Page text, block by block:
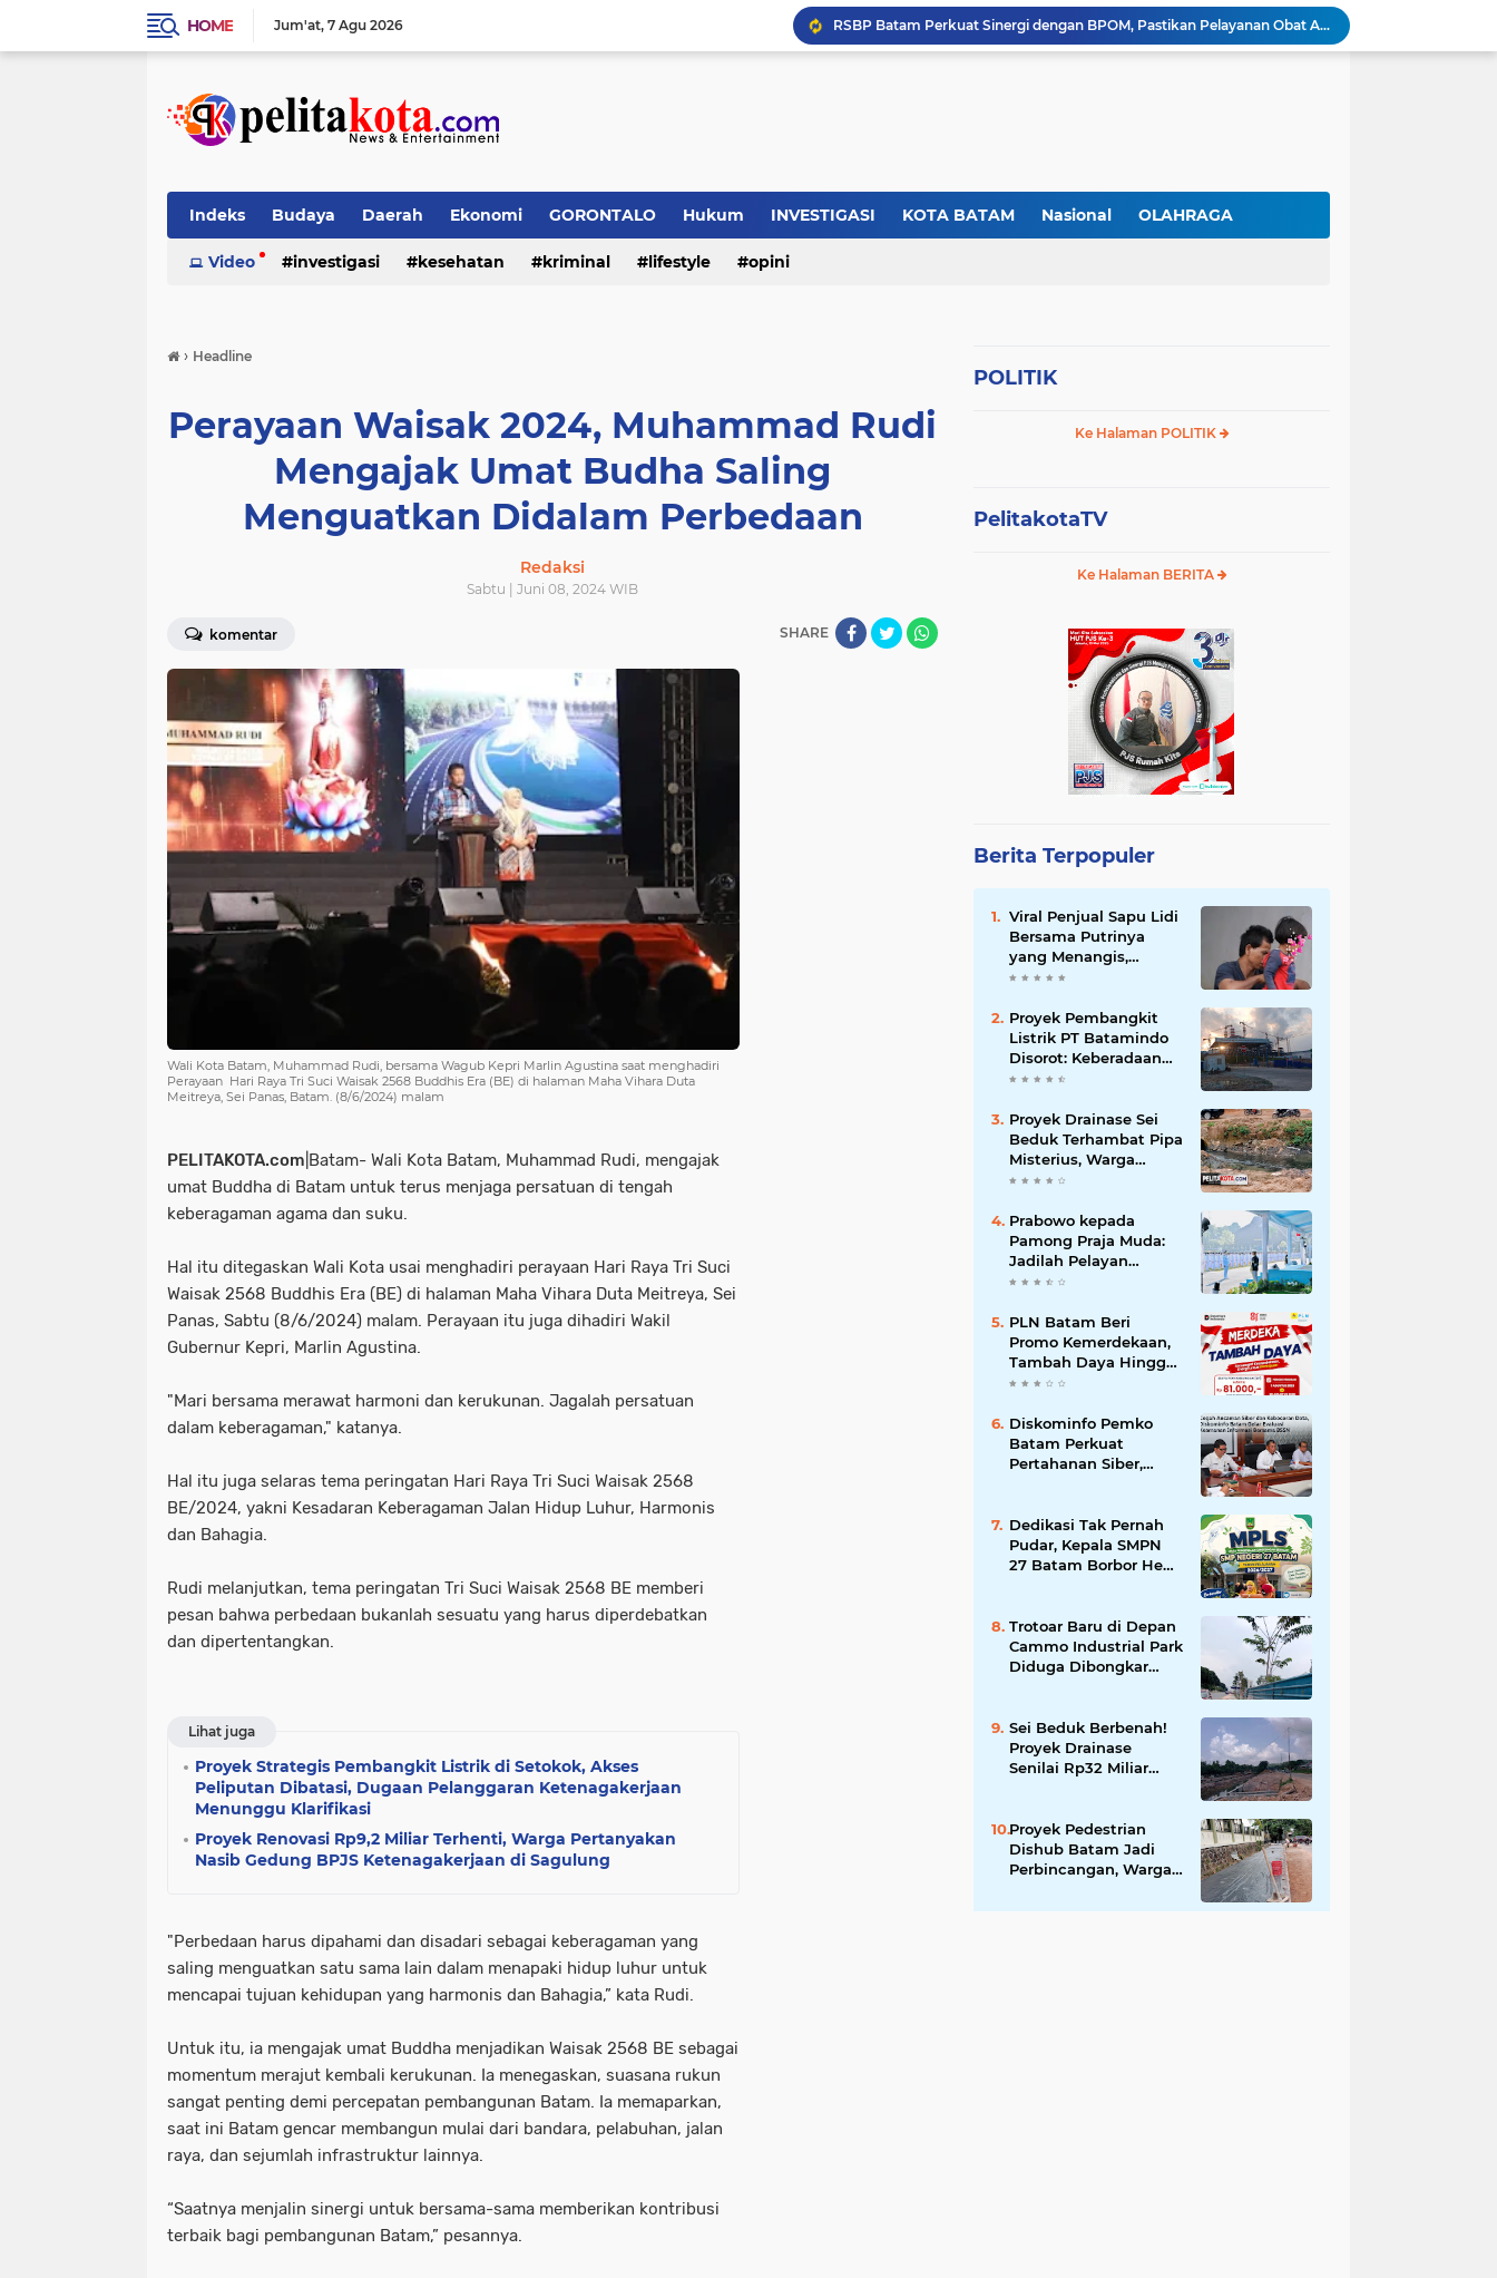
HOME Jum'at 7 Agu 2026
RSBP Batam Perkuat Sinergi dengan BPOM, Pastikan Pelayanan Obat Aman dan Bermutu
Jimmi Siburian Tinjau Proyek Drainase, Tegaskan "Pipa Misterius" Tak Boleh Hambat Pembangunan di Sei Beduk
Proyek Drainase Sei Beduk Terhambat Pipa Misterius, Warga Desak Pemerintah Buka Hasil Uji Sampel Air
Indeks Budaya Daerah Ekonomi GORONTALO Hukum INVESTIGASI KOTA BATAM Nasional OLAHRAGA
Pendidikan Politik Sosial
Video investigasi kesehatan kriminal lifestyle opini
› Headline
Perayaan Waisak 2024, Muhammad Rudi
Mengajak Umat Budha Saling
Menguatkan Didalam Perbedaan
Redaksi
Sabtu | Juni 08, 2024 WIB
komentar SHARE
Wali Kota Batam, Muhammad Rudi, bersama Wagub Kepri Marlin Agustina saat menghadiri
Perayaan Hari Raya Tri Suci Waisak 2568 Buddhis Era (BE) di halaman Maha Vihara Duta
Meitreya, Sei Panas, Batam. (8/6/2024) malam
PELITAKOTA.com |Batam- Wali Kota Batam, Muhammad Rudi, mengajak
umat Buddha di Batam untuk terus menjaga persatuan di tengah
keberagaman agama dan suku.
Hal itu ditegaskan Wali Kota usai menghadiri perayaan Hari Raya Tri Suci
Waisak 2568 Buddhis Era (BE) di halaman Maha Vihara Duta Meitreya, Sei
Panas, Sabtu (8/6/2024) malam. Perayaan itu juga dihadiri Wakil
Gubernur Kepri, Marlin Agustina.
"Mari bersama merawat harmoni dan kerukunan. Jagalah persatuan
dalam keberagaman," katanya.
Hal itu juga selaras tema peringatan Hari Raya Tri Suci Waisak 2568
BE/2024, yakni Kesadaran Keberagaman Jalan Hidup Luhur, Harmonis
dan Bahagia.
Rudi melanjutkan, tema peringatan Tri Suci Waisak 2568 BE memberi
pesan bahwa perbedaan bukanlah sesuatu yang harus diperdebatkan
dan dipertentangkan.
Lihat juga
Proyek Strategis Pembangkit Listrik di Setokok, Akses
Peliputan Dibatasi, Dugaan Pelanggaran Ketenagakerjaan
Menunggu Klarifikasi
Proyek Renovasi Rp9,2 Miliar Terhenti, Warga Pertanyakan
Nasib Gedung BPJS Ketenagakerjaan di Sagulung
"Perbedaan harus dipahami dan disadari sebagai keberagaman yang
saling menguatkan satu sama lain dalam menapaki hidup luhur untuk
mencapai tujuan kehidupan yang harmonis dan Bahagia,” kata Rudi.
Untuk itu, ia mengajak umat Buddha menjadikan Waisak 2568 BE sebagai
momentum merajut kembali kerukunan. Ia menegaskan, suasana rukun
sangat penting demi percepatan pembangunan Batam. Ia memaparkan,
saat ini Batam gencar membangun mulai dari bandara, pelabuhan, jalan
raya, dan sejumlah infrastruktur lainnya.
“Saatnya menjalin sinergi untuk bersama-sama memberikan kontribusi
terbaik bagi pembangunan Batam,” pesannya.
POLITIK
Ke Halaman POLITIK
PelitakotaTV
Ke Halaman BERITA
Berita Terpopuler
Viral Penjual Sapu Lidi
Bersama Putrinya
yang Menangis,
Tamparan Keras di
Korupsi
Proyek Pembangkit
Listrik PT Batamindo
Disorot: Keberadaan
TKA Tiongkok dan
Wartawan Jadi
Perhatian
Proyek Drainase Sei
Beduk Terhambat Pipa
Misterius, Warga
Desak Pemerintah
Air
Prabowo kepada
Pamong Praja Muda:
Jadilah Pelayan
Rakyat yang Jujur,
Korupsi
PLN Batam Beri
Promo Kemerdekaan,
Tambah Daya Hingga
11.000 VA Hanya Rp81
Diskominfo Pemko
Batam Perkuat
Pertahanan Siber,
Informasi Pemerintah
Dedikasi Tak Pernah
Pudar, Kepala SMPN
27 Batam Borbor Hehe
Murid
Trotoar Baru di Depan
Cammo Industrial Park
Diduga Dibongkar
Sei Beduk Berbenah!
Proyek Drainase
Senilai Rp32 Miliar
Proyek Pedestrian
Dishub Batam Jadi
Perbincangan, Warga